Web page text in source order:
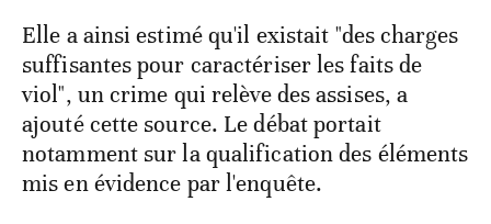
Elle a ainsi estimé qu'il existait "des charges
suffisantes pour caractériser les faits de
viol", un crime qui relève des assises, a
ajouté cette source. Le débat portait
notamment sur la qualification des éléments
mis en évidence par l'enquête.